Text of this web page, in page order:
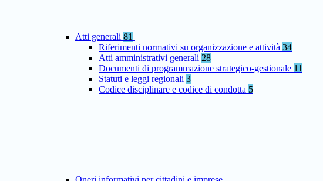
Atti generali 81
Riferimenti normativi su organizzazione e attività 34
Atti amministrativi generali 28
Documenti di programmazione strategico-gestionale 11
Statuti e leggi regionali 3
Codice disciplinare e codice di condotta 5